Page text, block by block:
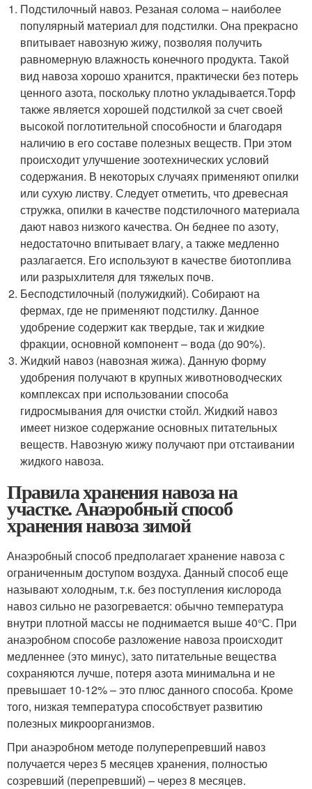
Подстилочный навоз. Резаная солома – наиболее
популярный материал для подстилки. Она прекрасно
впитывает навозную жижу, позволяя получить
равномерную влажность конечного продукта. Такой
вид навоза хорошо хранится, практически без потерь
ценного азота, поскольку плотно укладывается.Торф
также является хорошей подстилкой за счет своей
высокой поглотительной способности и благодаря
наличию в его составе полезных веществ. При этом
происходит улучшение зоотехнических условий
содержания. В некоторых случаях применяют опилки
или сухую листву. Следует отметить, что древесная
стружка, опилки в качестве подстилочного материала
дают навоз низкого качества. Он беднее по азоту,
недостаточно впитывает влагу, а также медленно
разлагается. Его используют в качестве биотоплива
или разрыхлителя для тяжелых почв.
Бесподстилочный (полужидкий). Собирают на
фермах, где не применяют подстилку. Данное
удобрение содержит как твердые, так и жидкие
фракции, основной компонент – вода (до 90%).
Жидкий навоз (навозная жижа). Данную форму
удобрения получают в крупных животноводческих
комплексах при использовании способа
гидросмывания для очистки стойл. Жидкий навоз
имеет низкое содержание основных питательных
веществ. Навозную жижу получают при отстаивании
жидкого навоза.
Правила хранения навоза на
участке. Анаэробный способ
хранения навоза зимой
Анаэробный способ предполагает хранение навоза с
ограниченным доступом воздуха. Данный способ еще
называют холодным, т.к. без поступления кислорода
навоз сильно не разогревается: обычно температура
внутри плотной массы не поднимается выше 40°С. При
анаэробном способе разложение навоза происходит
медленнее (это минус), зато питательные вещества
сохраняются лучше, потеря азота минимальна и не
превышает 10-12% – это плюс данного способа. Кроме
того, низкая температура способствует развитию
полезных микроорганизмов.
При анаэробном методе полуперепревший навоз
получается через 5 месяцев хранения, полностью
созревший (перепревший) – через 8 месяцев.